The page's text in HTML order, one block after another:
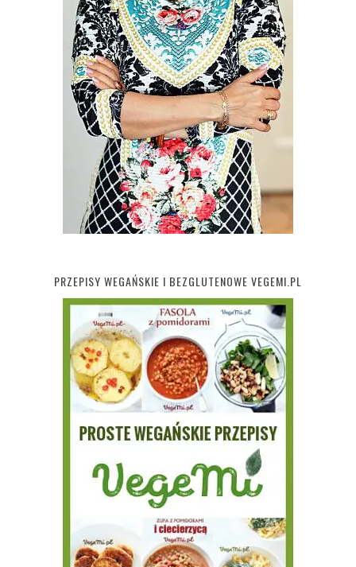
PRZEPISY WEGAŃSKIE I BEZGLUTENOWE VEGEMI.PL